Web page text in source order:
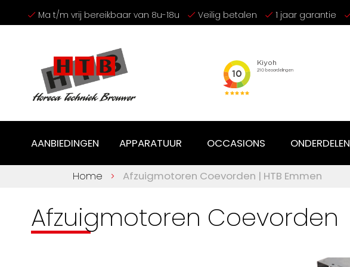
Ga
naar
Ma t/m vrij bereikbaar van 8u-18u Veilig betalen 1 jaar garantie
AANBIEDINGEN APPARATUUR OCCASIONS ONDERDELEN
Home Afzuigmotoren Coevorden | HTB Emmen
Afzuigmotoren Coevorden